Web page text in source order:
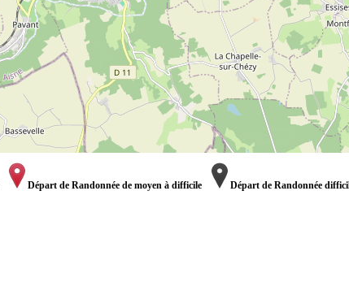
Départ de Randonnée de moyen à difficile Départ de Randonnée